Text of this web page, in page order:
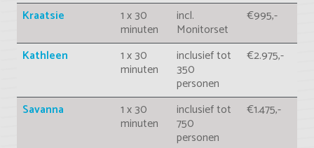
Kraatsie 1 x 30
minuten
incl.
Monitorset
€995,-
Kathleen 1 x 30
minuten
inclusief tot
350
personen
€2.975,-
Savanna 1 x 30
minuten
inclusief tot
750
personen
€1.475,-